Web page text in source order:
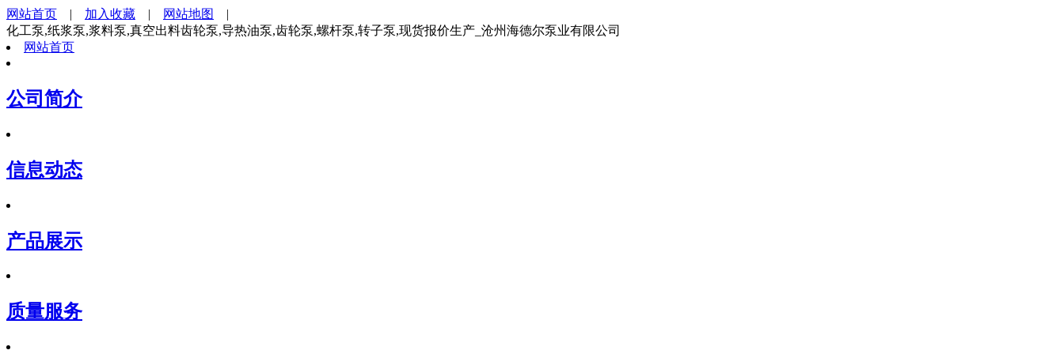
网站首页 | 加入收藏 | 网站地图
|
化工泵,纸浆泵,浆料泵,真空出料齿轮泵,导热油泵,齿轮泵,螺杆泵,转子泵,现货报价生产_沧州海德尔泵业有限公司
网站首页
公司简介
信息动态
产品展示
质量服务